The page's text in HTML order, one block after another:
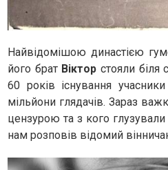
Найвідомішою династією
його братВіктор стояли
60 років існування учасники
мільйони глядачів. Зараз
цензурою та з кого глузували
нам розповів відомий